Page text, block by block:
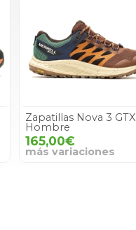
Zapatillas Nova 3 GTX
Hombre
165,00€
más variaciones